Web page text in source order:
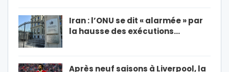
Iran : l’ONU se dit « alarmée » par
la hausse des exécutions…
Après neuf saisons à Liverpool, la